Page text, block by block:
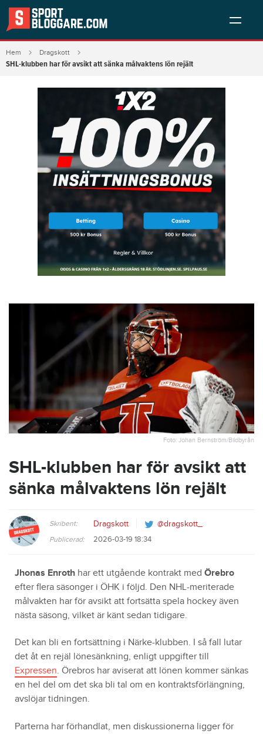
Hem Dragskott
SHL-klubben har för avsikt att sänka målvaktens lön rejält
Foto: Johan Bernström/Bildbyrån
SHL-klubben har för avsikt att
sänka målvaktens lön rejält
Skribent: Dragskott @dragskott_
Publicerad: 2026-03-19 18:34
Jhonas Enroth har ett utgående kontrakt med Örebro
efter flera säsonger i ÖHK i följd. Den NHL-meriterade
målvakten har för avsikt att fortsätta spela hockey även
nästa säsong, vilket är känt sedan tidigare.
Det kan bli en fortsättning i Närke-klubben. I så fall lutar
det åt en rejäl lönesänkning, enligt uppgifter till
Expressen. Örebros har aviserat att lönen kommer sänkas
en hel del om det ska bli tal om en kontraktsförlängning,
avslöjar tidningen.
Parterna har förhandlat, men diskussionerna ligger för